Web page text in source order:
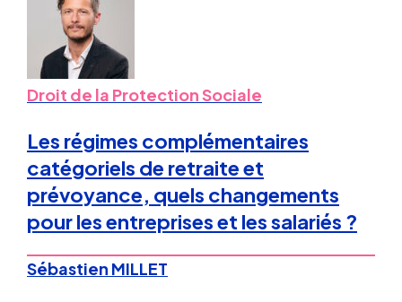
Droit de la Protection Sociale
Les régimes complémentaires
catégoriels de retraite et
prévoyance, quels changements
pour les entreprises et les salariés ?
Sébastien MILLET